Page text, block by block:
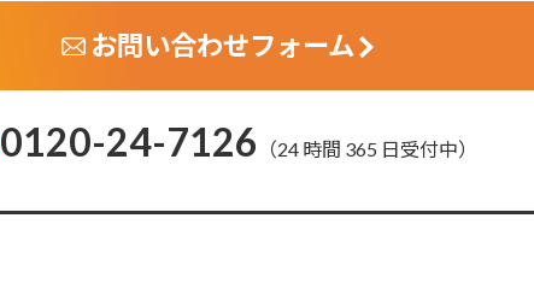
お問い合わせフォーム
0120-24-7126 （24 時間 365 日受付中）